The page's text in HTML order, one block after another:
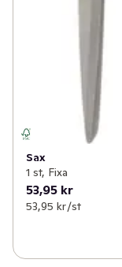
Sax
1 st, Fixa
53,95 kr
53,95 kr /st